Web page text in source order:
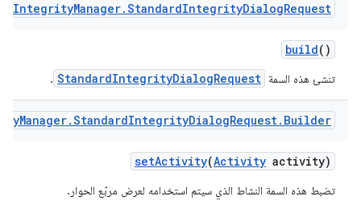
IntegrityManager.StandardIntegrityDialogRequest
build()
تنشئ هذه السمة StandardIntegrityDialogRequest
.
Manager.StandardIntegrityDialogRequest. Builder
setActivity(Activity activity)
تضبط هذه السمة النشاط الذي سيتم استخدامه لعرض مربّع الحوار.